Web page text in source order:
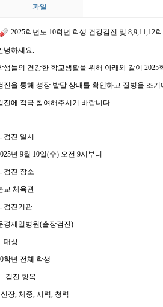
파일
2025학년도 10학년 학생 건강검진 및 8,9,11,12
녕하세요.
생들의 건강한 학교생활을 위해 아래와 같이 2025
진을 통해 성장 발달 상태를 확인하고 질병을 조
진에 적극 참여해주시기 바랍니다.
검진 일시
년 9월 10일(수) 오전 9시부터
검진 장소
교 체육관
검진기관
경제일병원(출장검진)
대상
학년 전체 학생
검진 항목
신장, 체중, 시력, 청력